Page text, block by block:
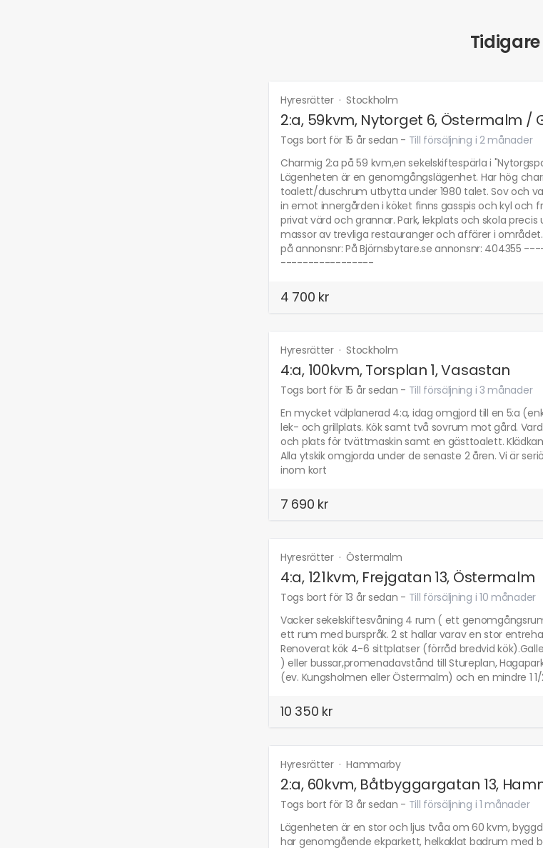
Hyresrätter ·Stockholm
2:a, 59kvm, Nytorget 6, Östermalm /
Togs bort för 15 år sedan - Till försäljning i 2 månader
Charmig 2:a på 59 kvm,en sekelskiftespärla i
Lägenheten är en genomgångslägenhet. Har hög
toalett/duschrum utbytta under 1980 talet. Sov och
in emot innergården i köket finns gasspis och kyl och
privat värd och grannar. Park, lekplats och skola
massor av trevliga restauranger och affärer i
på annonsnr: På Björnsbytare.se
-----------------
4 700 kr
Hyresrätter ·Stockholm
4:a, 100kvm, Torsplan 1, Vasastan
Togs bort för 15 år sedan - Till försäljning i 3 månader
En mycket välplanerad 4:a, idag omgjord till en 5:a
lek- och grillplats. Kök samt två sovrum mot gård.
och plats för tvättmaskin samt en gästtoalett.
Alla ytskik omgjorda under de senaste 2 åren. Vi är
inom kort
7 690 kr
Hyresrätter ·Östermalm
4:a, 121kvm, Frejgatan 13, Östermalm
Togs bort för 13 år sedan - Till försäljning i 10 månader
Vacker sekelskiftesvåning 4 rum ( ett
ett rum med burspråk. 2 st hallar varav en stor
Renoverat kök 4-6 sittplatser (förråd bredvid
) eller bussar,promenadavstånd till Stureplan,
(ev. Kungsholmen eller Östermalm) och en mindre 1
10 350 kr
Hyresrätter ·Hammarby
2:a, 60kvm, Båtbyggargatan 13,
Togs bort för 13 år sedan - Till försäljning i 1 månader
Lägenheten är en stor och ljus tvåa om 60 kvm,
har genomgående ekparkett, helkaklat badrum med